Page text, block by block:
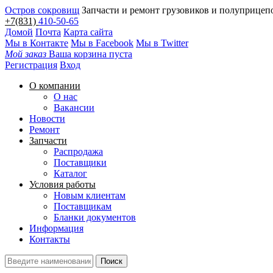
Остров сокровищ Запчасти и ремонт грузовиков и
+7(831) 410-50-65
Домой Почта Карта сайта
Мы в Контакте Мы в Facebook Мы в Twitter
Мой заказ Ваша корзина пуста
Регистрация Вход
О компании
О нас
Вакансии
Новости
Ремонт
Запчасти
Распродажа
Поставщики
Каталог
Условия работы
Новым клиентам
Поставщикам
Бланки документов
Информация
Контакты